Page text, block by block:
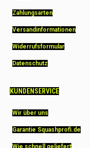
Zahlungsarten
Versandinformationen
Widerrufsformular
Datenschutz
KUNDENSERVICE
Wir über uns
Garantie Squashprofi.de
Wie schnell geliefert